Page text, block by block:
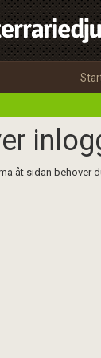
åt sidan behöver